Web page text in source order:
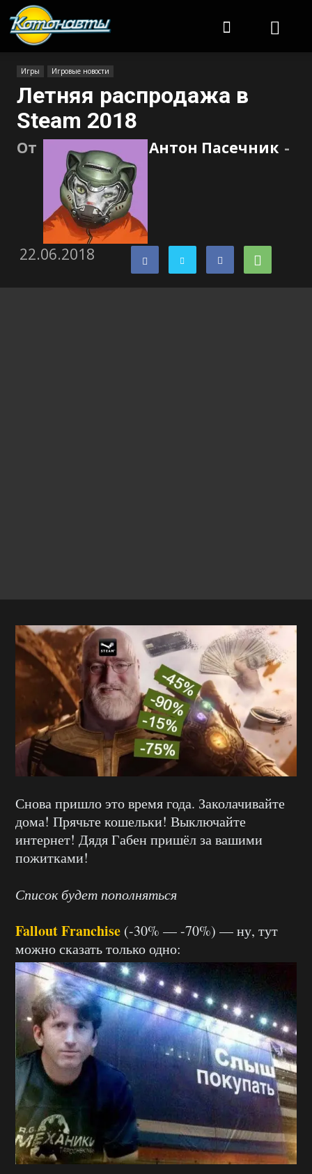
Игры Игровые новости
Летняя распродажа в
Steam 2018
От Антон Пасечник -
22.06.2018
Снова пришло это время года. Заколачивайте
дома! Прячьте кошельки! Выключайте
интернет! Дядя Габен пришёл за вашими
пожитками!
Список будет пополняться
Fallout Franchise (-30% — -70%) — ну, тут
можно сказать только одно: